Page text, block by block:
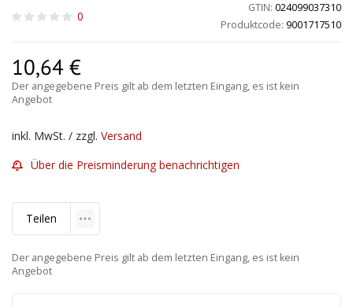
GTIN: 024099037310
Produktcode: 9001717510
0
10,64 €
Der angegebene Preis gilt ab dem letzten Eingang, es ist kein
Angebot
inkl. MwSt. / zzgl. Versand
Über die Preisminderung benachrichtigen
Teilen
Der angegebene Preis gilt ab dem letzten Eingang, es ist kein
Angebot